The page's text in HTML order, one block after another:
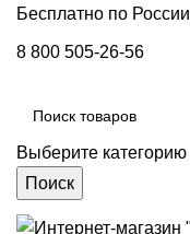
Бесплатно по России
8 800 505-26-56
Выберите категорию
Поиск